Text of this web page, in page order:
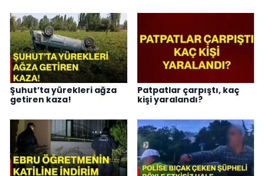
Şuhut’ta yürekleri ağza
getiren kaza!
Patpatlar çarpıştı, kaç
kişi yaralandı?